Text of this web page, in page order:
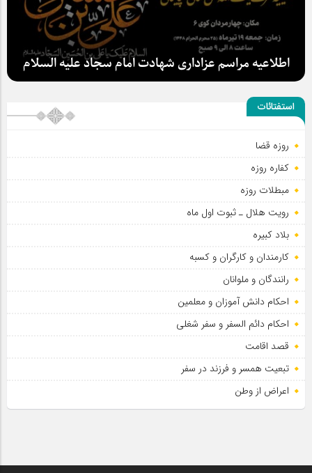
اطلاعیه مراسم عزاداری شهادت امام سجاد علیه السلام
استفتائات
روزه قضا
کفاره روزه
مبطلات روزه
رویت هلال ـ ثبوت اول ماه
بلاد کبیره
کارمندان و کارگران و کسبه
رانندگان و ملوانان
احکام دانش آموزان و معلمین
احکام دائم السفر و سفر شغلی
قصد اقامت
تبعیت همسر و فرزند در سفر
اعراض از وطن